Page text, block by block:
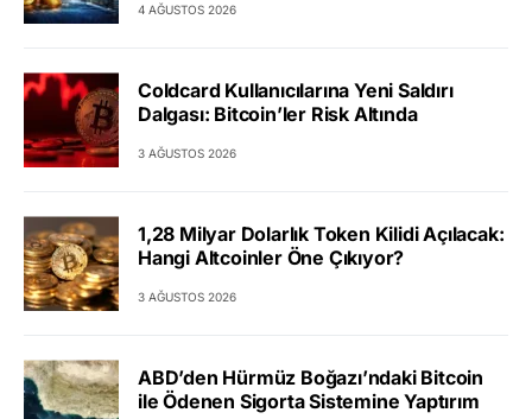
4 AĞUSTOS 2026
Coldcard Kullanıcılarına Yeni Saldırı
Dalgası: Bitcoin’ler Risk Altında
3 AĞUSTOS 2026
1,28 Milyar Dolarlık Token Kilidi Açılacak:
Hangi Altcoinler Öne Çıkıyor?
3 AĞUSTOS 2026
ABD’den Hürmüz Boğazı’ndaki Bitcoin
ile Ödenen Sigorta Sistemine Yaptırım